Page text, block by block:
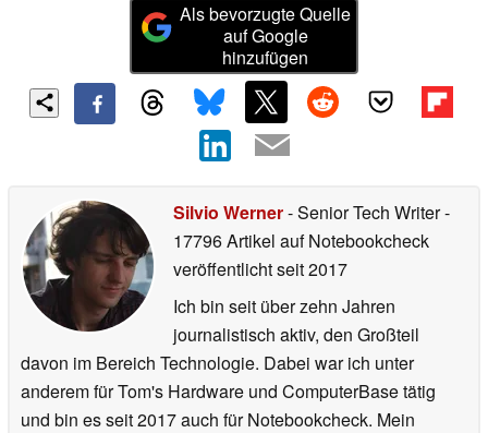
Als bevorzugte Quelle
auf Google
hinzufügen
Silvio Werner- Senior Tech Writer-
17796 Artikel auf Notebookcheck
veröffentlichtseit 2017
Ich bin seit über zehn Jahren
journalistisch aktiv, den Großteil
davon im Bereich Technologie. Dabei war ich unter
anderem für Tom's Hardware und ComputerBase tätig
und bin es seit 2017 auch für Notebookcheck. Mein